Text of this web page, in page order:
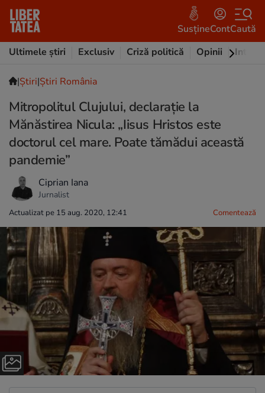
SusțineContCaută
Ultimele știri
Exclusiv Criză politică Opinii
|Ştiri|Știri România
Mitropolitul Clujului, declarație la
Mănăstirea Nicula: „Iisus Hristos este
doctorul cel mare. Poate tămădui această
pandemie”
Ciprian Iana
Jurnalist
Actualizat pe 15 aug. 2020, 12:41 Comentează